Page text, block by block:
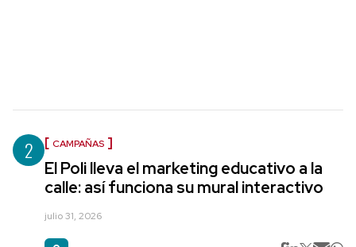
2 CAMPAÑAS
El Poli lleva el marketing educativo a la
calle: así funciona su mural interactivo
julio 31, 2026